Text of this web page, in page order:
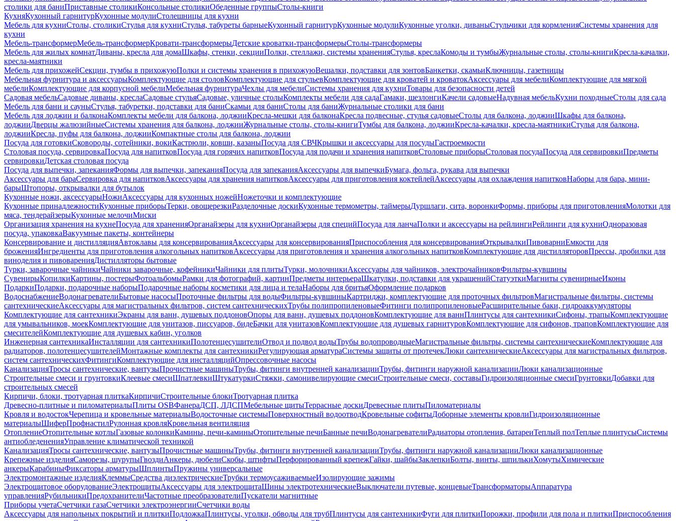
столики для баниПриставные столикиКонсольные столикиОбеденные группыСтолы-книги
КухняКухонный гарнитурКухонные модулиСтолешницы для кухни
Мебель для кухниСтолы, столикиСтулья для кухниСтулья, табуреты барныеКухонный гарнитурКухонные модулиКухонные уголки, диваныСтульчики для кормленияСистемы хранения для
кухни
Мебель-трансформерМебель-трансформерКровати-трансформерыДетские кроватки-трансформерыСтолы-трансформеры
Мебель для жилых комнатДиваны, кресла для домаШкафы, стенки, секцииПолки, стеллажи, системы храненияСтулья, креслаКомоды и тумбыЖурнальные столы, столы-книгиКресла-качалки,
кресла-маятники
Мебель для прихожейСекции, тумбы в прихожуюПолки и системы хранения в прихожуюВешалки, подставки для зонтовБанкетки, скамьиКлючницы, газетницы
Мебельная фурнитура и аксессуарыКомплектующие для столовКомплектующие для стульевКомплектующие для кроватей и кроватокАксессуары для мебелиКомплектующие для мягкой
мебелиКомплектующие для корпусной мебелиМебельная фурнитураЧехлы для мебелиСистемы хранения для кухниТовары для безопасности детей
Садовая мебельСадовые диваны, креслаСадовые стульяСадовые, уличные столыКомплекты мебели для садаГамаки, шезлонгиКачели садовыеНадувная мебельКухни походныеСтолы для сада
Мебель для бани и сауныСтулья, табуретки, подставки для баниСкамьи для баниСтолы для баниЖурнальные столики для бани
Мебель для лоджии и балконаКомплекты мебели для балкона, лоджииКресла-мешки для балконаКресла подвесные, стулья садовыеСтолы для балкона, лоджииШкафы для балкона,
лоджииДверцы жалюзийныеСистемы хранения для балкона, лоджииЖурнальные столы, столы-книгиТумбы для балкона, лоджииКресла-качалки, кресла-маятникиСтулья для балкона,
лоджииКресла, пуфы для балкона, лоджииКомпактные столы для балкона, лоджии
Посуда для готовкиСковороды, сотейники, вокиКастрюли, ковши, казаныПосуда для СВЧКрышки и аксессуары для посудыГастроемкости
Столовая посуда, сервировкаПосуда для напитковПосуда для горячих напитковПосуда для подачи и хранения напитковСтоловые приборыСтоловая посудаПосуда для сервировкиПредметы
сервировкиДетская столовая посуда
Посуда для выпечки, запеканияФормы для выпечки, запеканияПосуда для запеканияАксессуары для выпечкиБумага, фольга, рукава для выпечки
Аксессуары для бараСервировка для напитковАксессуары для хранения напитковАксессуары для приготовления коктейлейАксессуары для охлаждения напитковНаборы для бара, мини-
барыШтопоры, открывалки для бутылок
Кухонные ножи, аксессуарыНожиАксессуары для кухонных ножейНожеточки и комплектующие
Кухонные принадлежностиКухонные приборыТерки, овощерезкиРазделочные доскиКухонные термометры, таймерыДуршлаги, сита, воронкиФормы, приборы для приготовленияМолотки для
мяса, тендерайзерыКухонные мелочиМиски
Организация хранения на кухнеПосуда для храненияОрганайзеры для кухниОрганайзеры для специйПосуда для ланчаПолки и аксессуары на рейлингиРейлинги для кухниОдноразовая
посуда, упаковкаВакуумные пакеты, контейнеры
Консервирование и дистилляцияАвтоклавы для консервированияАксессуары для консервированияПриспособления для консервированияОткрывалкиПивоварниЕмкости для
броженияИнгредиенты для приготовления алкогольных напитковАксессуары для приготовления и хранения алкогольных напитковКомплектующие для дистилляторовПрессы, дробилки для
виноделия и пивоваренияДистилляторы бытовые
Турки, заварочные чайникиЧайники заварочные, кофейникиЧайники для плитыТурки, молочникиАксессуары для чайников, электрочайниковФильтры-кувшины
СувенирыКопилкиКартины, постерыФотоальбомыРамки для фотографий, картинПредметы интерьераШкатулки, подставки для украшенийСтатуэткиМагниты сувенирныеИконы
ПодаркиПодарки, подарочные наборыПодарочные наборы косметики для лица и телаНаборы для бритьяОформление подарков
ВодоснабжениеВодонагревателиБытовые насосыПроточные фильтры для водыФильтры-кувшиныКартриджи, комплектующие для проточных фильтровМагистральные фильтры, системы
сантехническиеАксессуары для магистральных фильтров, систем сантехническихТрубы полипропиленовыеФитинги полипропиленовыеРасширительные баки, гидроаккумуляторы
Комплектующие для сантехникиЭкраны для ванн, душевых поддоновОпоры для ванн, душевых поддоновКомплектующие для ваннПлинтусы для сантехникиСифоны, трапыКомплектующие
для умывальников, моекКомплектующие для унитазов, писсуаров, бидеБачки для унитазовКомплектующие для душевых гарнитуровКомплектующие для сифонов, траповКомплектующие для
смесителейКомплектующие для душевых кабин, уголков
Инженерная сантехникаИнсталляции для сантехникиПолотенцесушителиОтвод и подвод водыТрубы водопроводныеМагистральные фильтры, системы сантехническиеКомплектующие для
радиаторов, полотенцесушителейМонтажные комплекты для сантехникиРегулирующая арматураСистемы защиты от протечекЛюки сантехническиеАксессуары для магистральных фильтров,
систем сантехническихФитингиКомплектующие для инсталляцийОпрессовочные насосы
КанализацияТросы сантехнические, вантузыПрочистные машиныТрубы, фитинги внутренней канализацииТрубы, фитинги наружной канализацииЛюки канализационные
Строительные смеси и грунтовкиКлеевые смесиШпатлевкиШтукатуркиСтяжки, самонивелирующие смесиСтроительные смеси, составыГидроизоляционные смесиГрунтовкиДобавки для
строительных смесей
Кирпичи, блоки, тротуарная плиткаКирпичиСтроительные блокиТротуарная плитка
Древесно-плитные и пиломатериалыПлиты OSBФанераДСП, ЛДСПМебельные щитыТеррасные доскиДревесные плитыПиломатериалы
Кровля и водостокЧерепица и кровельные материалыВодосточные системыПоверхностный водоотводКровельные софитыДоборные элементы кровлиГидроизоляционные
материалыШиферПрофнастилРулонная кровляКровельная вентиляция
ОтоплениеОтопительные котлыГазовые колонкиКамины, печи-каминыОтопительные печиБанные печиВодонагревателиРадиаторы отопления, батареиТеплый полТеплые плинтусыСистемы
антиобледененияУправление климатической техникой
КанализацияТросы сантехнические, вантузыПрочистные машиныТрубы, фитинги внутренней канализацииТрубы, фитинги наружной канализацииЛюки канализационные
Крепежные изделияСаморезы, шурупыГвоздиАнкеры, дюбелиСкобы, штифтыПерфорированный крепежГайки, шайбыЗаклепкиБолты, винты, шпилькиХомутыХимические
анкерыКарабиныФиксаторы арматурыШплинтыПружины универсальные
Электромонтажные изделияКлеммыСредства диэлектрическиеТрубки термоусаживаемыеИзолирующие зажимы
Электрощитовое оборудованиеЭлектрощитыАксессуары для электрощитаШины электротехническиеВыключатели путевые, концевыеТрансформаторыАппаратура
управленияРубильникиПредохранителиЧастотные преобразователиПускатели магнитные
Приборы учетаСчетчики газаСчетчики электроэнергииСчетчики воды
Аксессуары для напольных покрытий и плиткиПодложкаПлинтусы, уголки, обводы для трубПлинтусы для сантехникиФуги для плиткиПорожки, профили для пола и плиткиПриспособления